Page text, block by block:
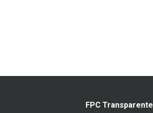
FPC Transparente